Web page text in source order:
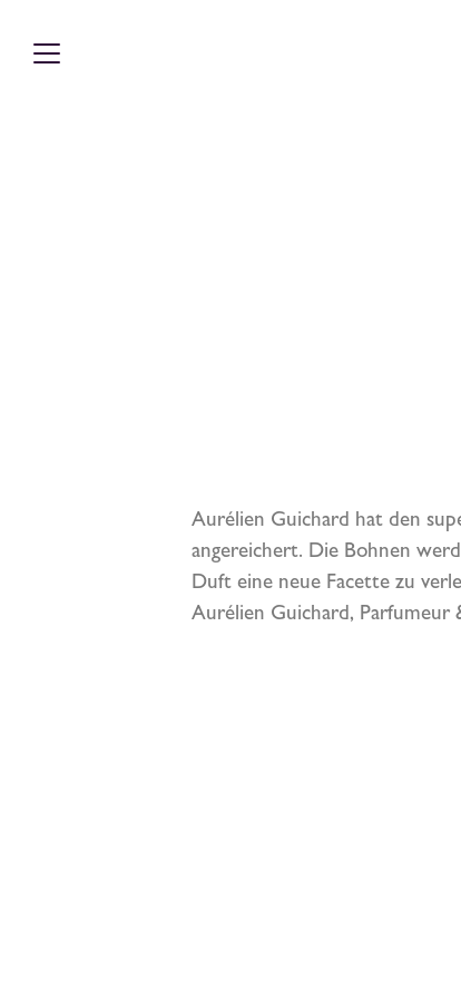
Aurélien Guichard hat den
angereichert. Die Bohnen
Duft eine neue Facette zu
Aurélien Guichard, Parfumeur